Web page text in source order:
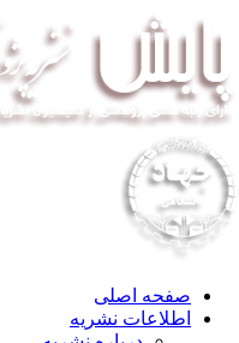
صفحه اصلی
اطلاعات نشریه